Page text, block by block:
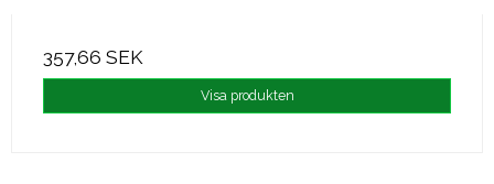
357,66 SEK
Visa produkten